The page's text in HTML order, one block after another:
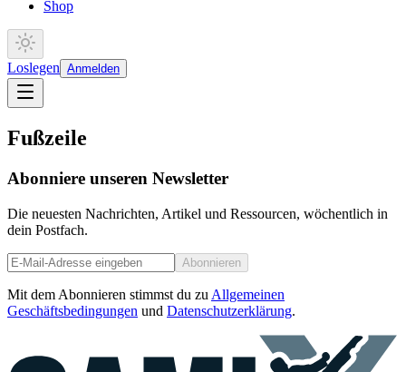
Shop
Loslegen Anmelden
Fußzeile
Abonniere unseren Newsletter
Die neuesten Nachrichten, Artikel und Ressourcen, wöchentlich in
dein Postfach.
Abonnieren
Mit dem Abonnieren stimmst du zu Allgemeinen
Geschäftsbedingungen und Datenschutzerklärung.